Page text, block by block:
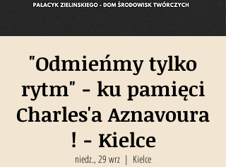
"Odmieńmy tylko
rytm" - ku pamięci
Charles'a Aznavoura
! - Kielce
niedz., 29 wrz
  |
Kielce